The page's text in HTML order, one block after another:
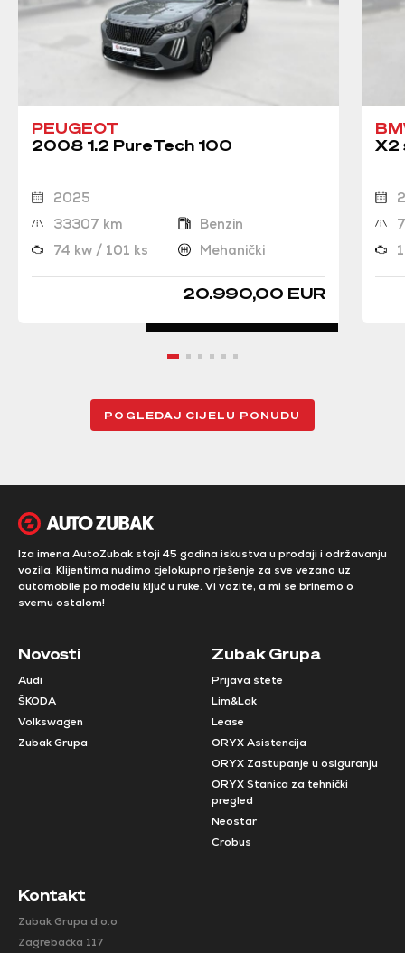
PEUGEOT
2008 1.2 PureTech 100
2025
33307 km
Benzin
74 kw / 101 ks
Mehanički
20.990,00 EUR
X2
POGLEDAJ CIJELU PONUDU
Iza imena AutoZubak stoji 45 godina iskustva u prodaji i održavanju
vozila. Klijentima nudimo cjelokupno rješenje za sve vezano uz
automobile po modelu ključ u ruke. Vi vozite, a mi se brinemo o
svemu ostalom!
Novosti
Audi
ŠKODA
Volkswagen
Zubak Grupa
Zubak Grupa
Prijava štete
Lim&Lak
Lease
ORYX Asistencija
ORYX Zastupanje u osiguranju
ORYX Stanica za tehnički
pregled
Neostar
Crobus
Kontakt
Zubak Grupa d.o.o
Zagrebačka 117